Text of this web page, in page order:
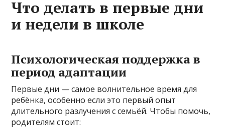
Что делать в первые дни
и недели в школе
Психологическая поддержка в
период адаптации
Первые дни — самое волнительное время для
ребёнка, особенно если это первый опыт
длительного разлучения с семьёй. Чтобы помочь,
родителям стоит: